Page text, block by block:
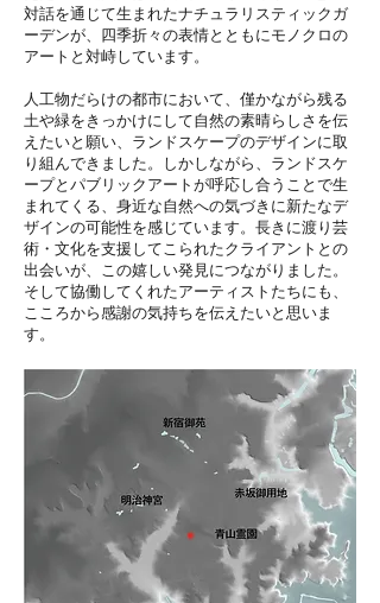
対話を通じて生まれたナチュラリスティックガ
ーデンが、四季折々の表情とともにモノクロの
アートと対峙しています。
人工物だらけの都市において、僅かながら残る
土や緑をきっかけにして自然の素晴らしさを伝
えたいと願い、ランドスケープのデザインに取
り組んできました。しかしながら、ランドスケ
ープとパブリックアートが呼応し合うことで生
まれてくる、身近な自然への気づきに新たなデ
ザインの可能性を感じています。長きに渡り芸
術・文化を支援してこられたクライアントとの
出会いが、この嬉しい発見につながりました。
そして協働してくれたアーティストたちにも、
こころから感謝の気持ちを伝えたいと思いま
す。